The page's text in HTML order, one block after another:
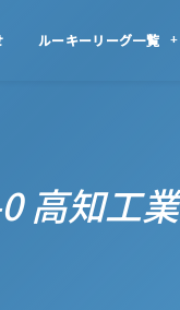
ルーキーリーグ一覧
高知工業